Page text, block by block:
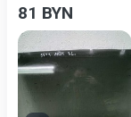
81 BYN